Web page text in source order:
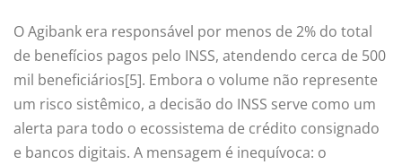
O Agibank era responsável por menos de 2% do total
de benefícios pagos pelo INSS, atendendo cerca de 500
mil beneficiários[5]. Embora o volume não represente
um risco sistêmico, a decisão do INSS serve como um
alerta para todo o ecossistema de crédito consignado
e bancos digitais. A mensagem é inequívoca: o